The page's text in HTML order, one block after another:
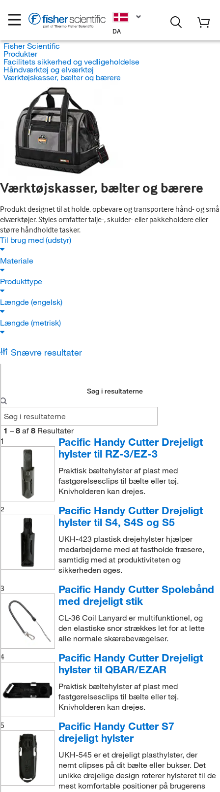
DA
Fisher Scientific
Produkter
Facilitets sikkerhed og vedligeholdelse
Håndværktøj og elværktøj
Værktøjskasser, bælter og bærere
Værktøjskasser, bælter og bærere
Produkt designet til at holde, opbevare og transportere hånd- og små
elværktøjer. Styles omfatter talje-, skulder- eller pakkeholdere eller
større håndholdte tasker.
Til brug med (udstyr)
Materiale
Produkttype
Længde (engelsk)
Længde (metrisk)
Snævre resultater
Søg i resultaterne
1 – 8 af 8 Resultater
1
Pacific Handy Cutter Drejeligt
hylster til RZ-3/EZ-3
Praktisk bæltehylster af plast med
fastgørelsesclips til bælte eller tøj.
Knivholderen kan drejes.
2
Pacific Handy Cutter Drejeligt
hylster til S4, S4S og S5
UKH-423 plastisk drejehylster hjælper
medarbejderne med at fastholde fræsere,
samtidig med at produktiviteten og
sikkerheden øges.
3
Pacific Handy Cutter Spolebånd
med drejeligt stik
CL-36 Coil Lanyard er multifunktionel, og
den elastiske snor strækkes let for at lette
alle normale skærebevægelser.
4
Pacific Handy Cutter Drejeligt
hylster til QBAR/EZAR
Praktisk bæltehylster af plast med
fastgørelsesclips til bælte eller tøj.
Knivholderen kan drejes.
5
Pacific Handy Cutter S7
drejeligt hylster
UKH-545 er et drejeligt plasthylster, der
nemt clipses på dit bælte eller bukser. Det
unikke drejelige design roterer hylsteret til de
mest komfortable positioner på brugerens